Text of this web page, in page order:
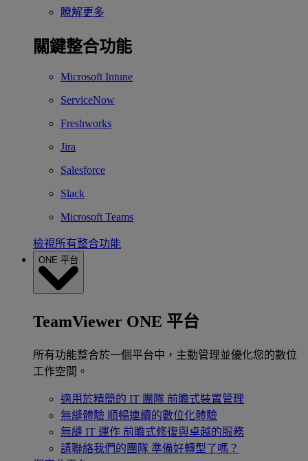
瞭解更多
關鍵整合功能
Microsoft Intune
ServiceNow
Freshworks
Jira
Salesforce
Slack
Microsoft Teams
檢視所有整合功能
ONE 平台
TeamViewer ONE 平台
所有功能整合於一個平台中，主動管理並優化您的數位
工作空間。
適用於精簡的 IT 團隊 前瞻式裝置管理
無縫體驗 順暢連續的數位化體驗
無縫 IT 運作 前瞻式修復與卓越的服務
請聯絡我們的團隊 準備好轉型了嗎？